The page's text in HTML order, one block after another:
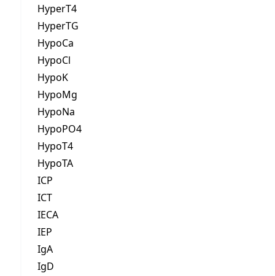
HyperT4
HyperTG
HypoCa
HypoCl
HypoK
HypoMg
HypoNa
HypoPO4
HypoT4
HypoTA
ICP
ICT
IECA
IEP
IgA
IgD